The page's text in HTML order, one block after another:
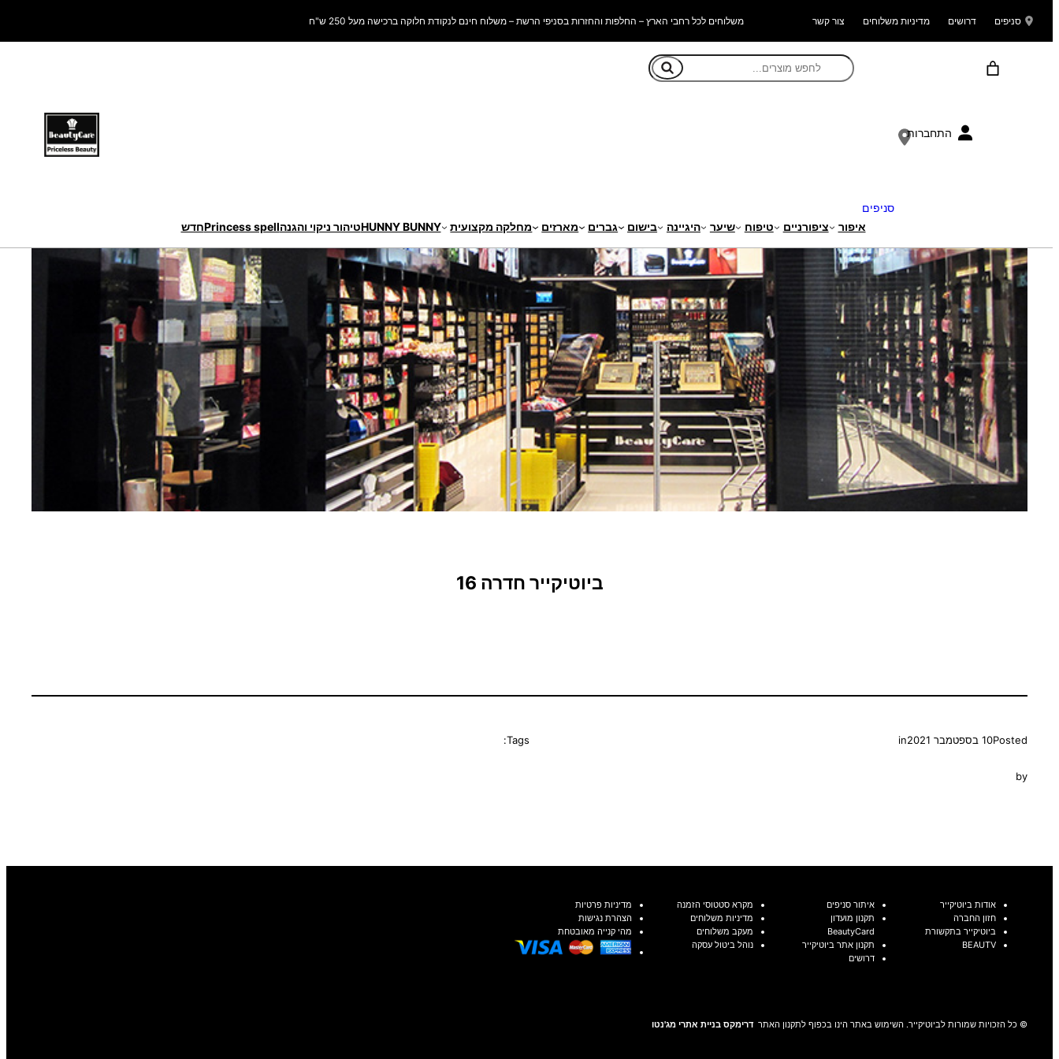
סניפים דרושים מדיניות משלוחים צור קשר משלוחים לכל רחבי הארץ – החלפות והחזרות בסניפי הרשת – משלוח חינם לנקודת חלוקה ברכישה מעל 250 ש"ח
התחברות
סניפים
איפור ציפורניים טיפוח שיער היגיינה בישום גברים מארזים מחלקה מקצועית HUNNY BUNNYטיהור ניקוי והגנהPrincess spellחדש
ביוטיקייר חדרה 16
Posted10 בספטמבר 2021 in
by
Tags:
אודות ביוטיקייר
חזון החברה
ביוטיקייר בתקשורת
BEAUTV
איתור סניפים
תקנון מועדון
BeautyCard
תקנון אתר ביוטיקייר
דרושים
מקרא סטטוסי הזמנה
מדיניות משלוחים
מעקב משלוחים
נוהל ביטול עסקה
מדיניות פרטיות
הצהרת נגישות
מהי קנייה מאובטחת
© כל הזכויות שמורות לביוטיקייר. השימוש באתר הינו בכפוף לתקנון האתר דרימקס בניית אתרי מג'נטו